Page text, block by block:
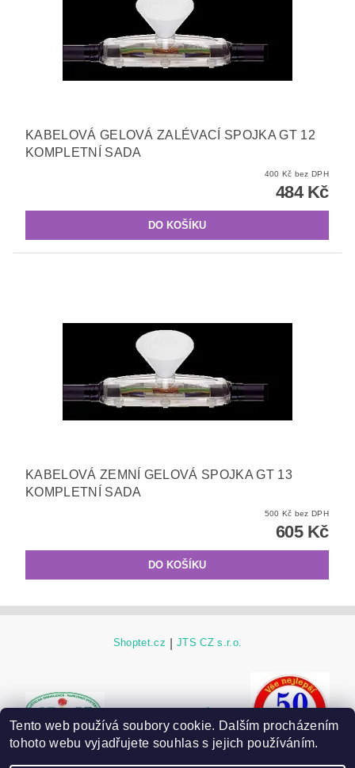
KABELOVÁ GELOVÁ ZALÉVACÍ SPOJKA GT 12
KOMPLETNÍ SADA
400 Kč bez DPH
484 Kč
KABELOVÁ ZEMNÍ GELOVÁ SPOJKA GT 13
KOMPLETNÍ SADA
500 Kč bez DPH
605 Kč
Shoptet.cz JTS CZ s.r.o.
Tento web používá soubory cookie. Dalším procházením
tohoto webu vyjadřujete souhlas s jejich používáním.